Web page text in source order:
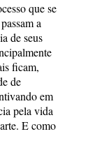
que se
a
de seus
ficam,
de
em
pela vida
E como